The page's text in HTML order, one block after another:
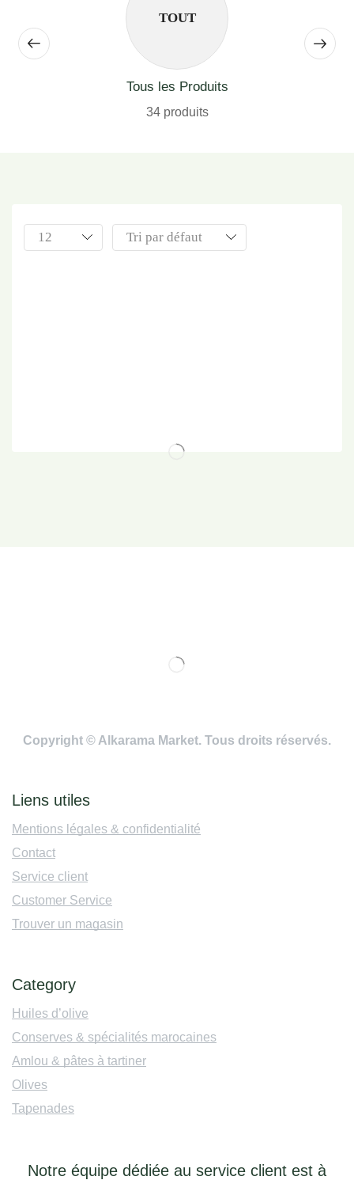
TOUT
Tous les Produits
34 produits
Copyright © Alkarama Market. Tous droits réservés.
Liens utiles
Mentions légales & confidentialité
Contact
Service client
Customer Service
Trouver un magasin
Category
Huiles d’olive
Conserves & spécialités marocaines
Amlou & pâtes à tartiner
Olives
Tapenades
Notre équipe dédiée au service client est à